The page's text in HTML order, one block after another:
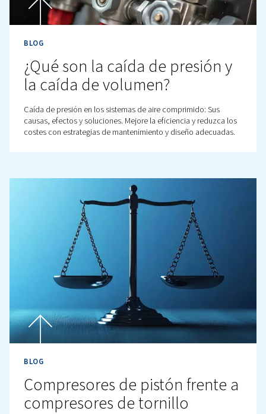
Descubra qué contiene el aire comprimido y sus
comparación con la electricidad. Descubra sus
consejos de mantenimiento para mantener su sistema
y fiable.
BLOG
¿Qué es un compresor de
Conozca los compresores de aire, su importancia,
funcionan y los diferentes tipos disponibles. Descubra
elegir el compresor adecuado para sus necesidades.